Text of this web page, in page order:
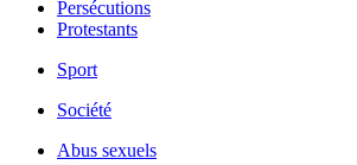
Persécutions
Protestants
Sport
Société
Abus sexuels